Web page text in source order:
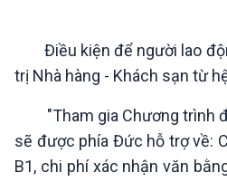
Điều kiện để người lao
trị Nhà hàng - Khách sạn từ
"Tham gia Chương trình đi
sẽ được phía Đức hỗ trợ về:
B1, chi phí xác nhận văn